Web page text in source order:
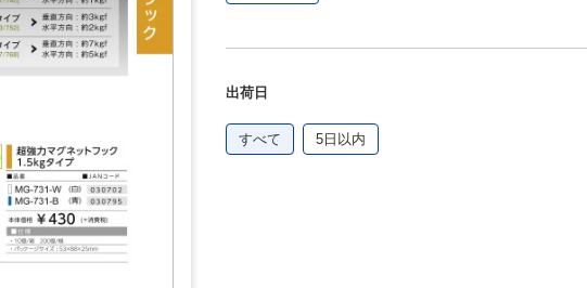
出荷日
すべて 5日以内